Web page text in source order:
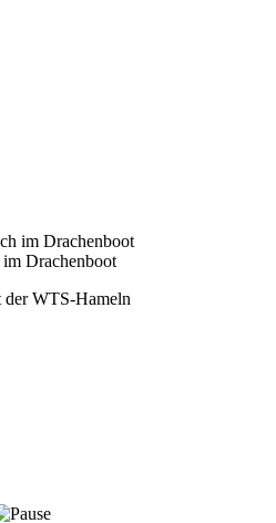
im Drachenboot
der WTS-Hameln